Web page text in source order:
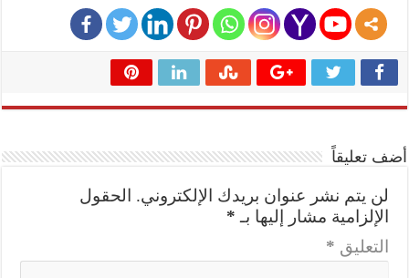
أضف تعليقاً
لن يتم نشر عنوان بريدك الإلكتروني.
الحقول
الإلزامية مشار إليها بـ *
التعليق *